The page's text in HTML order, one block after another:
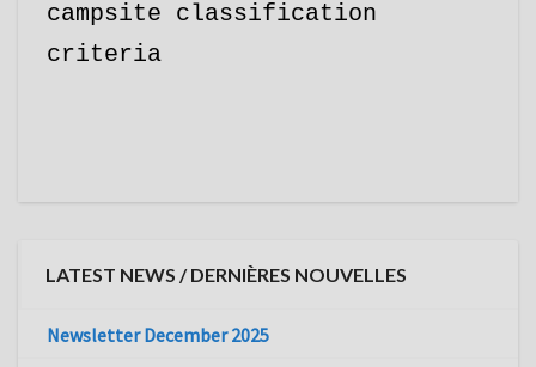
campsite classification
criteria
LATEST NEWS / DERNIÈRES NOUVELLES
Newsletter December 2025